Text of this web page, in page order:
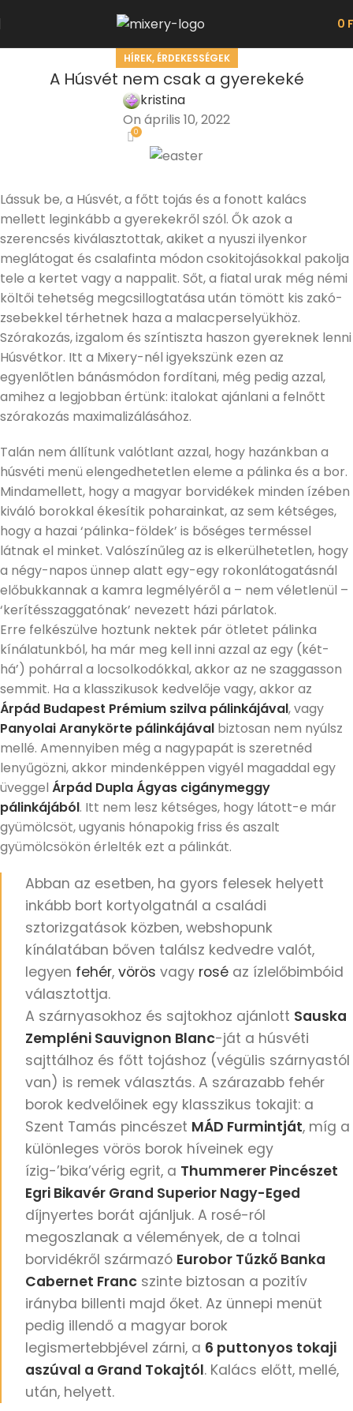
0
HÍREK, ÉRDEKESSÉGEK
A Húsvét nem csak a gyerekeké
kristina
On április 10, 2022
0
Lássuk be, a Húsvét, a főtt tojás és a fonott kalács
mellett leginkább a gyerekekről szól. Ők azok a
szerencsés kiválasztottak, akiket a nyuszi ilyenkor
meglátogat és csalafinta módon csokitojásokkal pakolja
tele a kertet vagy a nappalit. Sőt, a fiatal urak még némi
költői tehetség megcsillogtatása után tömött kis zakó-
zsebekkel térhetnek haza a malacperselyükhöz.
Szórakozás, izgalom és színtiszta haszon gyereknek lenni
Húsvétkor. Itt a Mixery-nél igyekszünk ezen az
egyenlőtlen bánásmódon fordítani, még pedig azzal,
amihez a legjobban értünk: italokat ajánlani a felnőtt
szórakozás maximalizálásához.
Talán nem állítunk valótlant azzal, hogy hazánkban a
húsvéti menü elengedhetetlen eleme a pálinka és a bor.
Mindamellett, hogy a magyar borvidékek minden ízében
kiváló borokkal ékesítik poharainkat, az sem kétséges,
hogy a hazai ‘pálinka-földek’ is bőséges terméssel
látnak el minket. Valószínűleg az is elkerülhetetlen, hogy
a négy-napos ünnep alatt egy-egy rokonlátogatásnál
előbukkannak a kamra legmélyéről a – nem véletlenül –
‘kerítésszaggatónak’ nevezett házi párlatok.
Erre felkészülve hoztunk nektek pár ötletet pálinka
kínálatunkból, ha már meg kell inni azzal az egy (két-
há’) pohárral a locsolkodókkal, akkor az ne szaggasson
semmit. Ha a klasszikusok kedvelője vagy, akkor az
Árpád Budapest Prémium szilva pálinkájával, vagy
Panyolai Aranykörte pálinkájával biztosan nem nyúlsz
mellé. Amennyiben még a nagypapát is szeretnéd
lenyűgözni, akkor mindenképpen vigyél magaddal egy
üveggel Árpád Dupla Ágyas cigánymeggy
pálinkájából. Itt nem lesz kétséges, hogy látott-e már
gyümölcsöt, ugyanis hónapokig friss és aszalt
gyümölcsökön érlelték ezt a pálinkát.
Abban az esetben, ha gyors felesek helyett
inkább bort kortyolgatnál a családi
sztorizgatások közben, webshopunk
kínálatában bőven találsz kedvedre valót,
legyen fehér, vörös vagy rosé az ízlelőbimbóid
választottja.
A szárnyasokhoz és sajtokhoz ajánlott Sauska
Zempléni Sauvignon Blanc-ját a húsvéti
sajttálhoz és főtt tojáshoz (végülis szárnyastól
van) is remek választás. A szárazabb fehér
borok kedvelőinek egy klasszikus tokajit: a
Szent Tamás pincészet MÁD Furmintját, míg a
különleges vörös borok híveinek egy
ízig-’bika’vérig egrit, a Thummerer Pincészet
Egri Bikavér Grand Superior Nagy-Eged
díjnyertes borát ajánljuk. A rosé-ról
megoszlanak a vélemények, de a tolnai
borvidékről származó Eurobor Tűzkő Banka
Cabernet Franc szinte biztosan a pozitív
irányba billenti majd őket. Az ünnepi menüt
pedig illendő a magyar borok
legismertebbjével zárni, a 6 puttonyos tokaji
aszúval a Grand Tokajtól. Kalács előtt, mellé,
után, helyett.